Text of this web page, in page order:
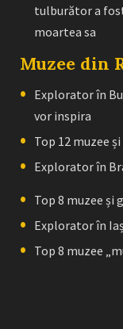
tulburător a
moartea sa
Muzee din
Explorator în
vor inspira
Top 12 muzee
Explorator în
Top 8 muzee și
Explorator în
Top 8 muzee